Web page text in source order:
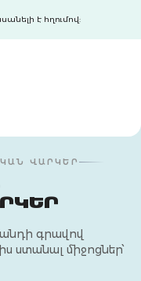
է հղումով:
ՎԱՐԿԵՐ
գրավով
ստանալ միջոցներ՝